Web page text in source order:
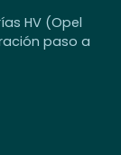
HV (Opel
paso a